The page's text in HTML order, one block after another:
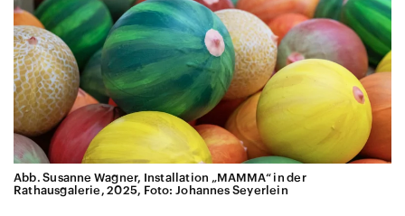
Abb. Susanne Wagner, Installation „MAMMA“ in der
Rathausgalerie, 2025, Foto: Johannes Seyerlein